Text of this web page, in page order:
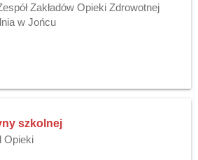
Zakładów Opieki Zdrowotnej
w Jońcu
szkolnej
Opieki